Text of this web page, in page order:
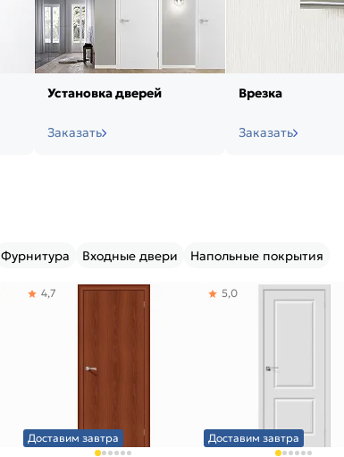
Установка дверей
Заказать
Врезка
Заказать
Фурнитура Входные двери Напольные покрытия
Доставим завтра
4,7
Доставим завтра
5,0